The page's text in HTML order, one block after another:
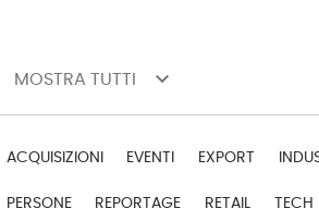
MOSTRA TUTTI keyboard_arrow_down
ACQUISIZIONI EVENTI EXPORT
PERSONE REPORTAGE RETAIL TECH